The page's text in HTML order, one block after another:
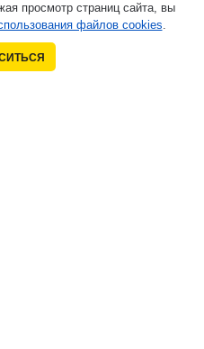
просмотр страниц сайта, вы
файлов cookies.